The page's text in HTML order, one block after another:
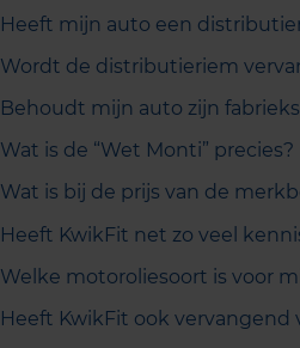
Heeft mijn auto een
Wordt de distributieriem
Behoudt mijn auto zijn
Wat is de “Wet Monti” precies?
Wat is bij de prijs van de
Heeft KwikFit net zo veel
Welke motoroliesoort is voor
Heeft KwikFit ook vervangend